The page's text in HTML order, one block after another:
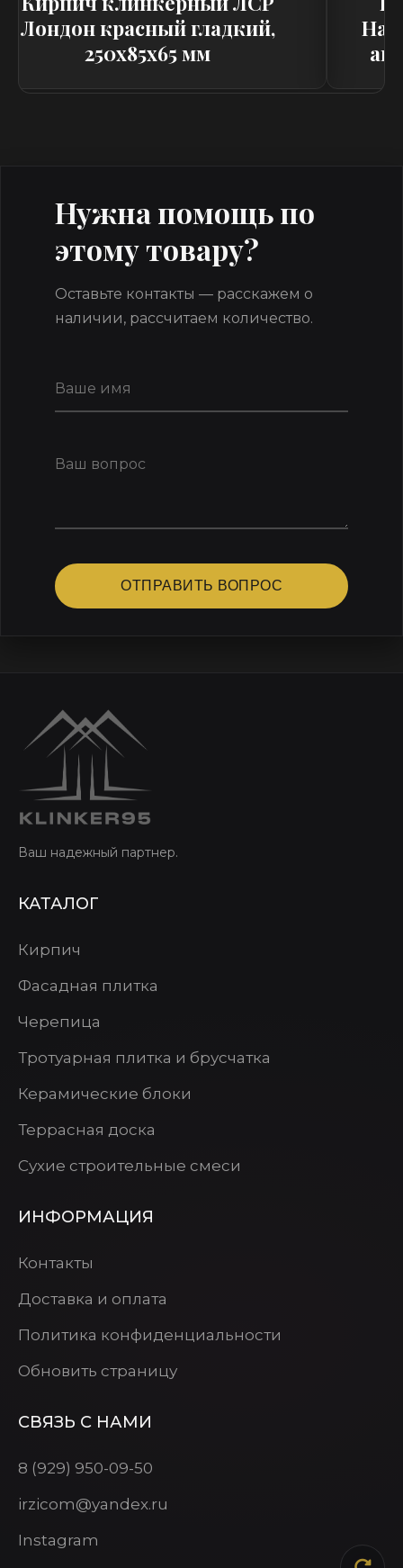
Лондон красный гладкий,
250x85x65 мм
Нужна помощь по
этому товару?
Оставьте контакты — расскажем о
наличии, рассчитаем количество.
ОТПРАВИТЬ ВОПРОС
Ваш надежный партнер.
КАТАЛОГ
Кирпич
Фасадная плитка
Черепица
Тротуарная плитка и брусчатка
Керамические блоки
Террасная доска
Сухие строительные смеси
ИНФОРМАЦИЯ
Контакты
Доставка и оплата
Политика конфиденциальности
Обновить страницу
СВЯЗЬ С НАМИ
8 (929) 950-09-50
irzicom@yandex.ru
Instagram